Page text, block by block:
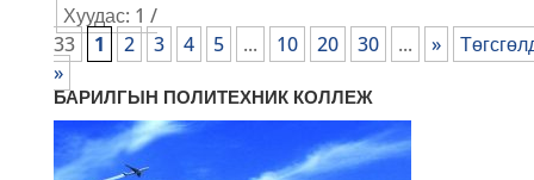
Хуудас: 1 /
33
1 2 3 4 5 ... 10 20 30 ... »
»
БАРИЛГЫН ПОЛИТЕХНИК КОЛЛЕЖ